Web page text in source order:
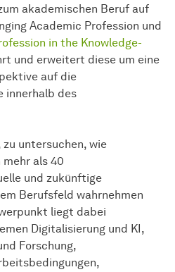
akademischen Beruf auf
Academic Profession und
in the Knowledge-
und erweitert diese um eine
auf die
innerhalb des
untersuchen, wie
als 40
und zukünftige
Berufsfeld wahrnehmen
liegt dabei
Digitalisierung und KI,
Forschung,